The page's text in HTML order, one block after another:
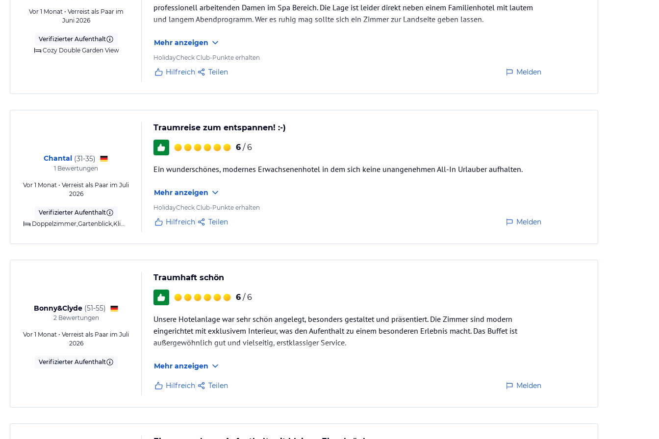
Vor 1 Monat • Verreist als Paar im
Juni 2026
Verifizierter Aufenthalt
Cozy Double Garden View
professionell arbeitenden Damen im Spa Bereich. Die Lage ist leider direkt neben einem Familienhotel mit lautem
und langem Abendprogramm. Wer es ruhig mag sollte sich ein Zimmer zur Landseite geben lassen.
Mehr anzeigen
HolidayCheck Club-Punkte erhalten
Hilfreich Teilen Melden
Chantal (31-35)
1 Bewertungen
Vor 1 Monat • Verreist als Paar im Juli
2026
Verifizierter Aufenthalt
Doppelzimmer,Gartenblick,Klimaanlage,Dusche,Balkon o. Terrasse
Traumreise zum entspannen! :-)
6 / 6
Ein wunderschönes, modernes Erwachsenenhotel in dem sich keine unangenehmen All-In Urlauber aufhalten.
Mehr anzeigen
HolidayCheck Club-Punkte erhalten
Hilfreich Teilen Melden
Bonny&Clyde (51-55)
2Bewertungen
Vor 1 Monat • Verreist als Paar im Juli
2026
Verifizierter Aufenthalt
Traumhaft schön
6 / 6
Unsere Hotelanlage war sehr schön angelegt, besonders gestaltet und präsentiert. Die Zimmer sind modern
eingerichtet mit exklusivem Interieur, was den Aufenthalt zu einem besonderen Erlebnis macht. Das Buffet ist
außergewöhnlich gut und vielseitig, erstklassiger Service.
Mehr anzeigen
Hilfreich Teilen Melden